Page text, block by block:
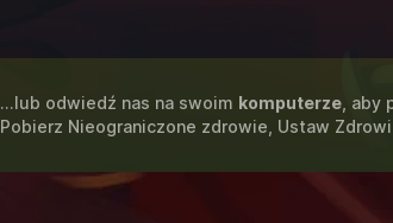
...lub odwiedź nas na swoim komputerze, aby
Pobierz Nieograniczone zdrowie, Ustaw